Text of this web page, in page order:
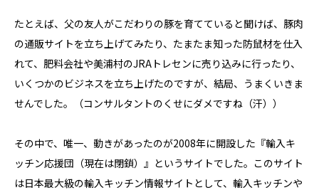
たとえば、父の友人がこだわりの豚を育てていると聞けば、豚肉
の通販サイトを立ち上げてみたり、たまたま知った防鼠材を仕入
れて、肥料会社や美浦村のJRAトレセンに売り込みに行ったり、
いくつかのビジネスを立ち上げたのですが、結局、うまくいきま
せんでした。（コンサルタントのくせにダメですね（汗））
その中で、唯一、動きがあったのが2008年に開設した『輸入キ
ッチン応援団（現在は閉鎖）』というサイトでした。このサイト
は日本最大級の輸入キッチン情報サイトとして、輸入キッチンや